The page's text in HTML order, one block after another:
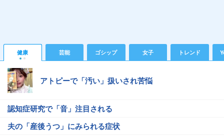
健康 芸能 ゴシップ 女子 トレンド
アトピーで「汚い」扱いされ苦悩
認知症研究で「音」注目される
夫の「産後うつ」にみられる症状